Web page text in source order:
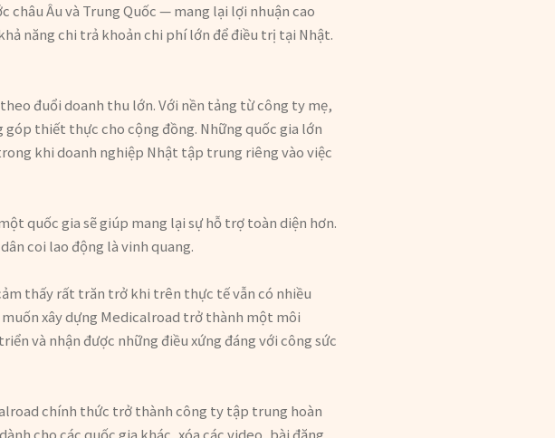
Âu và Trung Quốc — mang lại lợi nhuận cao
năng chi trả khoản chi phí lớn để điều trị tại Nhật.
đuổi doanh thu lớn. Với nền tảng từ công ty mẹ,
thiết thực cho cộng đồng. Những quốc gia lớn
khi doanh nghiệp Nhật tập trung riêng vào việc
quốc gia sẽ giúp mang lại sự hỗ trợ toàn diện hơn.
coi lao động là vinh quang.
thấy rất trăn trở khi trên thực tế vẫn có nhiều
xây dựng Medicalroad trở thành một môi
và nhận được những điều xứng đáng với công sức
chính thức trở thành công ty tập trung hoàn